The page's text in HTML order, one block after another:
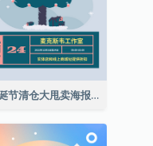
圣诞节清仓大甩卖海报